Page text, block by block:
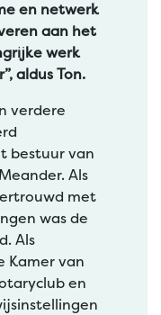
en netwerk
aan het
werk
aldus Ton.
verdere
bestuur van
Als
met
was de
Als
Kamer van
en